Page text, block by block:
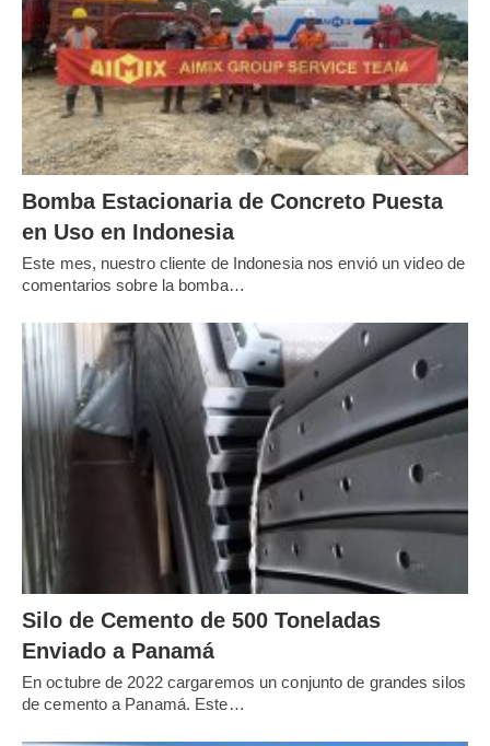
Describa el tipo de proyecto(por ejemplo, construcción
una fábrica, una carretera, un puente, una presa, un
Enumere el equipo o tipo específico(por ejemplo, planta
planta de asfalto, planta de concreto, autohormigonera,
concreto, etc.).
Por favor, indíquenos la fecha estimada de inicio de su
Detalle susrequisitoso expectativas específicos (por
proyecto, voltaje, clima, etc.).
Si está interesado en convertirse en nuestrodistribuidor
saber.
Bomba Estacionaria de Concreto Puesta
en Uso en Indonesia
Este mes, nuestro cliente de Indonesia nos envió un video de
comentarios sobre la bomba…
Silo de Cemento de 500 Toneladas
Enviado a Panamá
En octubre de 2022 cargaremos un conjunto de grandes silos
de cemento a Panamá. Este…